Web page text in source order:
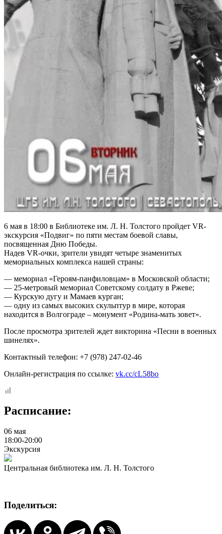
6 мая в 18:00 в Библиотеке им. Л. Н. Толстого пройдет VR-
экскурсия «Подвиг» по пяти местам боевой славы,
посвященная Дню Победы.
Надев VR-очки, зрители увидят четыре знаменитых
мемориальных комплекса нашей страны:
— мемориал «Героям-панфиловцам» в Московской области;
— 25-метровый мемориал Советскому солдату в Ржеве;
— Курскую дугу и Мамаев курган;
— одну из самых высоких скульптур в мире, которая
находится в Волгограде – монумент «Родина-мать зовет».
После просмотра зрителей ждет викторина «Песни в военных
шинелях».
Контактный телефон: +7 (978) 247-02-46
Онлайн-регистрация по ссылке: vk.cc/cL58bo
Расписание:
06 мая
18:00-20:00
Экскурсия
Центральная библиотека им. Л. Н. Толстого
Поделиться: